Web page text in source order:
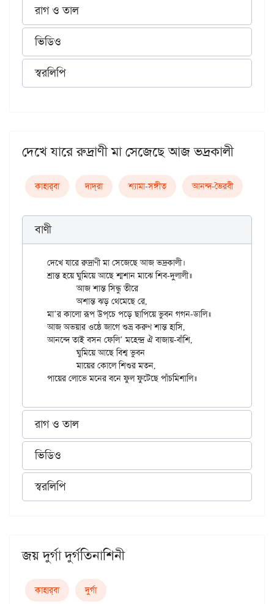
রাগ ও তাল
ভিডিও
স্বরলিপি
দেখে যারে রুদ্রাণী মা সেজেছে আজ ভদ্রকালী
কাহার্‌বা দাদ্‌রা শ্যামা-সঙ্গীত আনন্দ-ভৈরবী
বাণী
দেখে যারে রুদ্রাণী মা সেজেছে আজ ভদ্রকালী।
শ্রান্ত হয়ে ঘুমিয়ে আছে শ্মশান মাঝে শিব-দুলালী॥
	আজ শান্ত সিন্ধু তীরে
	অশান্ত ঝড় থেমেছে রে,
মা’র কালো রূপ উপ্‌চে পড়ে ছাপিয়ে ভুবন গগন-ডালি॥
আজ অভয়ার ওষ্ঠে জাগে শুভ্র করুণ শান্ত হাসি,
আনন্দে তাই বসন ফেলি’ মহেন্দ্র ঐ বাজায়-বাঁশি,
	ঘুমিয়ে আছে বিশ্ব ভুবন
	মায়ের কোলে শিশুর মতন,
রাগ ও তাল
ভিডিও
স্বরলিপি
জয় দুর্গা দুর্গতিনাশিনী
কাহার্‌বা দুর্গা